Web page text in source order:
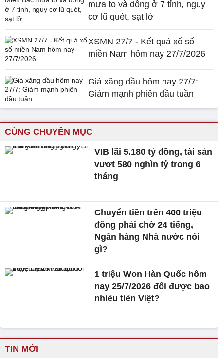
mưa to và dông ở 7 tỉnh, nguy
cơ lũ quét, sạt lở
XSMN 27/7 - Kết quả xổ số
miền Nam hôm nay 27/7/2026
Giá xăng dầu hôm nay 27/7:
Giảm mạnh phiên đầu tuần
CÙNG CHUYÊN MỤC
VIB lãi 5.180 tỷ đồng, tài sản
vượt 580 nghìn tỷ trong 6
tháng
Chuyển tiền trên 400 triệu
đồng phải chờ 24 tiếng,
Ngân hàng Nhà nước nói
gì?
1 triệu Won Hàn Quốc hôm
nay 25/7/2026 đổi được bao
nhiêu tiền Việt?
TIN MỚI